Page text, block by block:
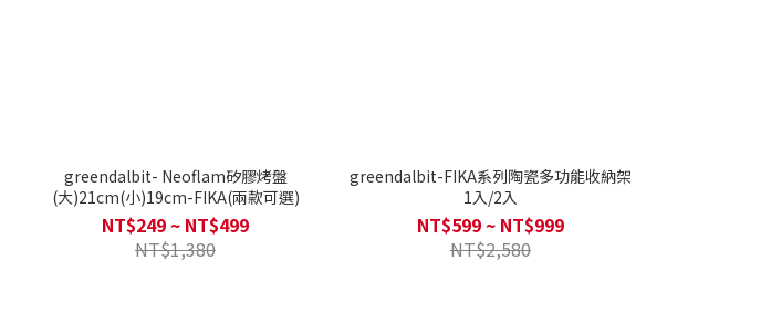
greendalbit- Neoflam矽膠烤盤
(大)21cm(小)19cm-FIKA(兩款可選)
NT$249 ~ NT$499
NT$1,380
greendalbit-FIKA系列陶瓷多功能收納架
1入/2入
NT$599 ~ NT$999
NT$2,580